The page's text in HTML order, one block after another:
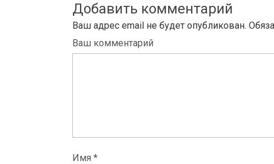
Добавить комментарий
Ваш адрес email не будет опубликован.
Ваш комментарий
Имя *